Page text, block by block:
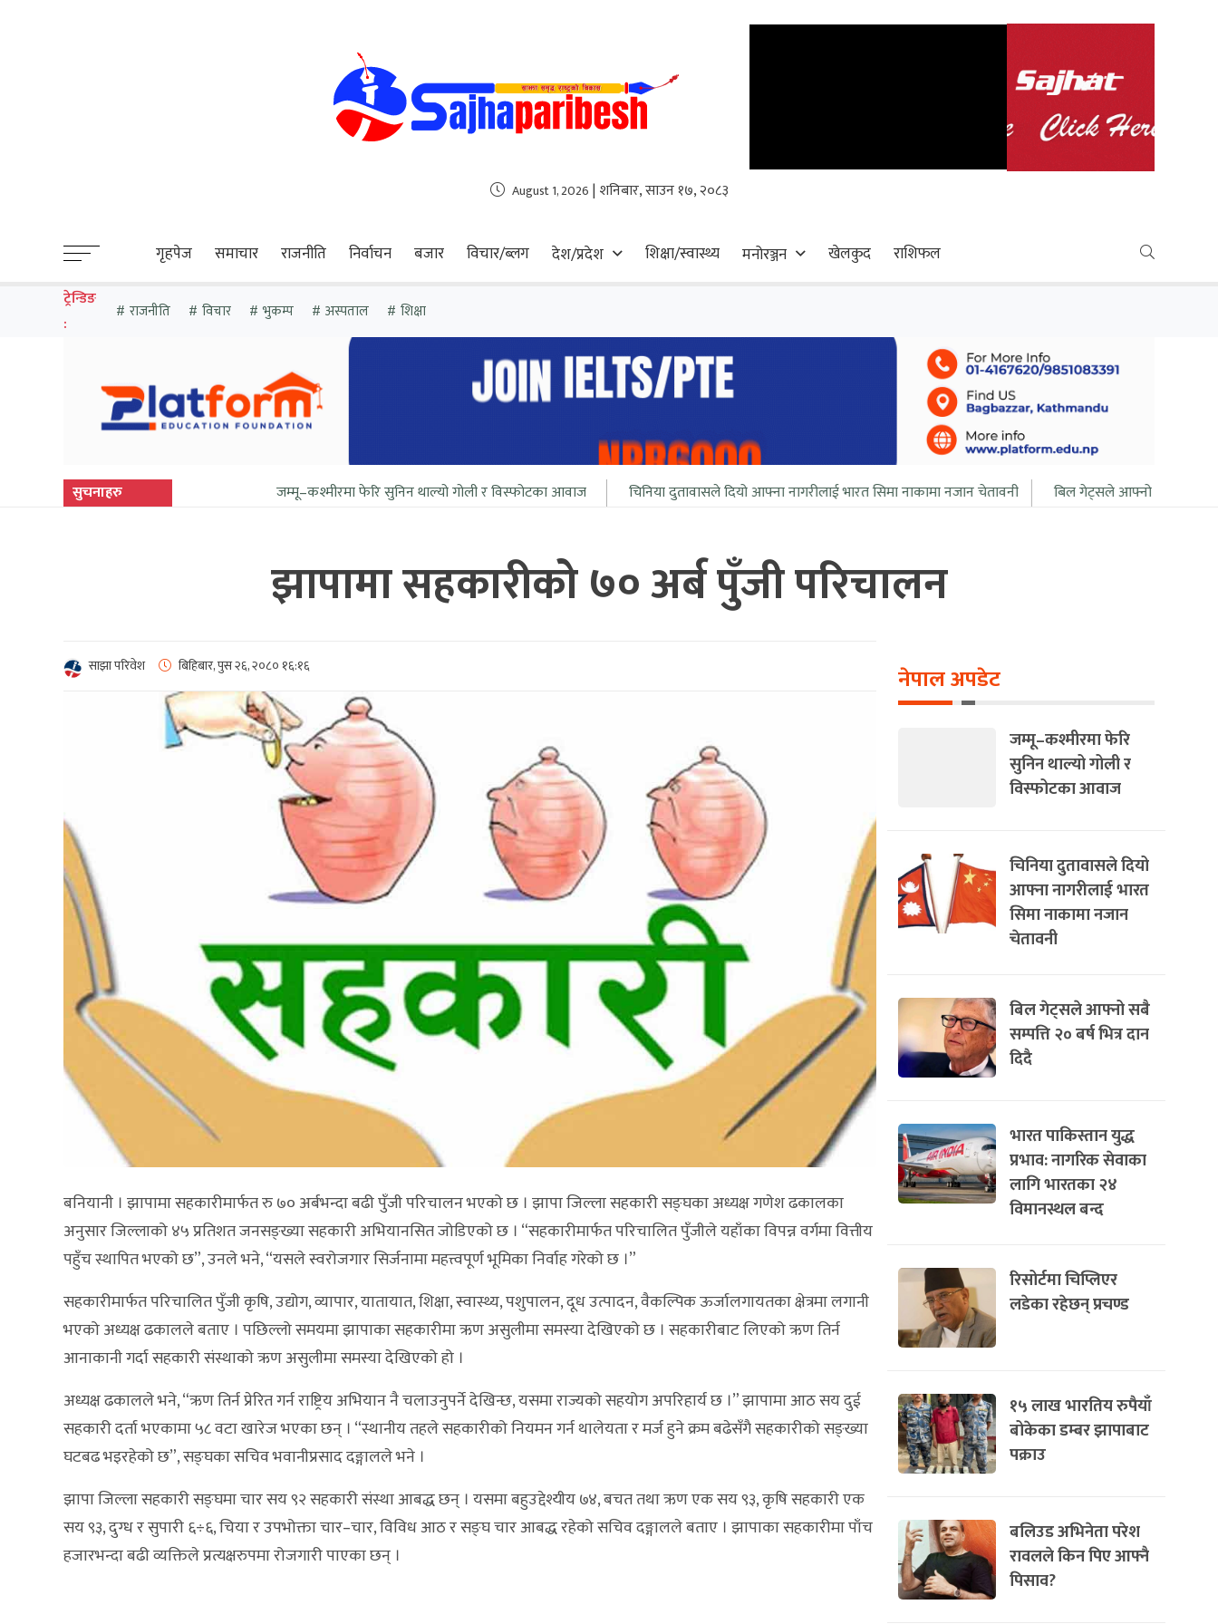
August 1, 2026 | शनिबार, साउन १७, २०८३
गृहपेज समाचार राजनीति निर्वाचन बजार विचार/ब्लग देश/प्रदेश शिक्षा/स्वास्थ्य मनोरञ्जन खेलकुद राशिफल
ट्रेन्डिङ
:
राजनीति विचार भुकम्प अस्पताल शिक्षा
सुचनाहरु जम्मू–कश्मीरमा फेरि सुनिन थाल्यो गोली र विस्फोटका आवाज चिनिया दुतावासले दियो आफ्ना नागरीलाई भारत सिमा नाकामा नजान चेतावनी बिल गेट्सले आफ्नो सबै सम्पत्ति २० बर्ष भित्र दान
झापामा सहकारीको ७० अर्ब पुँजी परिचालन
साझा परिवेश बिहिबार, पुस २६, २०८० १६:१६
बनियानी । झापामा सहकारीमार्फत रु ७० अर्बभन्दा बढी पुँजी परिचालन भएको छ । झापा जिल्ला सहकारी सङ्घका अध्यक्ष गणेश ढकालका
अनुसार जिल्लाको ४५ प्रतिशत जनसङ्ख्या सहकारी अभियानसित जोडिएको छ । “सहकारीमार्फत परिचालित पुँजीले यहाँका विपन्न वर्गमा वित्तीय
पहुँच स्थापित भएको छ”, उनले भने, “यसले स्वरोजगार सिर्जनामा महत्त्वपूर्ण भूमिका निर्वाह गरेको छ ।”
सहकारीमार्फत परिचालित पुँजी कृषि, उद्योग, व्यापार, यातायात, शिक्षा, स्वास्थ्य, पशुपालन, दूध उत्पादन, वैकल्पिक ऊर्जालगायतका क्षेत्रमा लगानी
भएको अध्यक्ष ढकालले बताए । पछिल्लो समयमा झापाका सहकारीमा ऋण असुलीमा समस्या देखिएको छ । सहकारीबाट लिएको ऋण तिर्न
आनाकानी गर्दा सहकारी संस्थाको ऋण असुलीमा समस्या देखिएको हो ।
अध्यक्ष ढकालले भने, “ऋण तिर्न प्रेरित गर्न राष्ट्रिय अभियान नै चलाउनुपर्ने देखिन्छ, यसमा राज्यको सहयोग अपरिहार्य छ ।” झापामा आठ सय दुई
सहकारी दर्ता भएकामा ५८ वटा खारेज भएका छन् । “स्थानीय तहले सहकारीको नियमन गर्न थालेयता र मर्ज हुने क्रम बढेसँगै सहकारीको सङ्ख्या
घटबढ भइरहेको छ”, सङ्घका सचिव भवानीप्रसाद दङ्गालले भने ।
झापा जिल्ला सहकारी सङ्घमा चार सय ९२ सहकारी संस्था आबद्ध छन् । यसमा बहुउद्देश्यीय ७४, बचत तथा ऋण एक सय ९३, कृषि सहकारी एक
सय ९३, दुग्ध र सुपारी ६÷६, चिया र उपभोक्ता चार–चार, विविध आठ र सङ्घ चार आबद्ध रहेको सचिव दङ्गालले बताए । झापाका सहकारीमा पाँच
हजारभन्दा बढी व्यक्तिले प्रत्यक्षरुपमा रोजगारी पाएका छन् ।
नेपाल अपडेट
जम्मू–कश्मीरमा फेरि
सुनिन थाल्यो गोली र
विस्फोटका आवाज
चिनिया दुतावासले दियो
आफ्ना नागरीलाई भारत
सिमा नाकामा नजान
चेतावनी
बिल गेट्सले आफ्नो सबै
सम्पत्ति २० बर्ष भित्र दान
दिदै
भारत पाकिस्तान युद्ध
प्रभाव: नागरिक सेवाका
लागि भारतका २४
विमानस्थल बन्द
रिसोर्टमा चिप्लिएर
लडेका रहेछन् प्रचण्ड
१५ लाख भारतिय रुपैयाँ
बोकेका डम्बर झापाबाट
पक्राउ
बलिउड अभिनेता परेश
रावलले किन पिए आफ्नै
पिसाव?